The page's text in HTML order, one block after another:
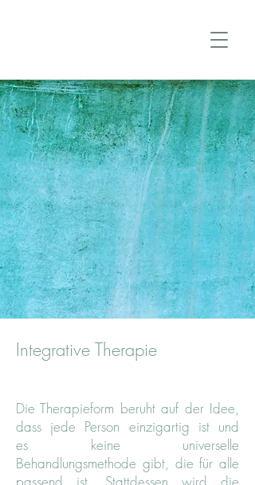
Integrative Therapie
Die Therapieform beruht auf der Idee,
dass jede Person einzigartig ist und
es keine universelle
Behandlungsmethode gibt, die für alle